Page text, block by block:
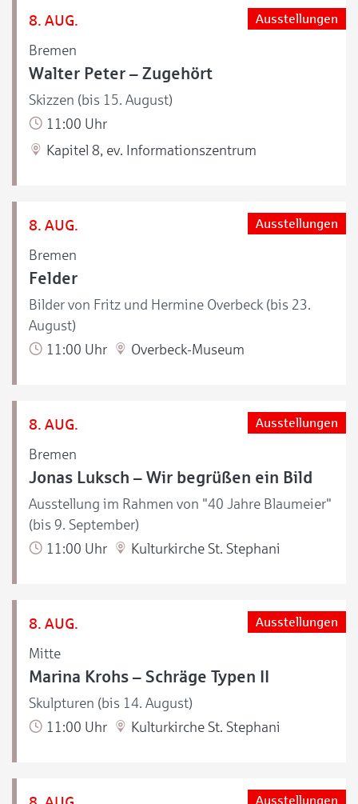
8. AUG.
Bremen
Ausstellungen
Walter Peter – Zugehört
Skizzen (bis 15. August)
11:00 Uhr
Kapitel 8, ev. Informationszentrum
8. AUG.
Bremen
Ausstellungen
Felder
Bilder von Fritz und Hermine Overbeck (bis 23.
August)
11:00 Uhr
Overbeck-Museum
8. AUG.
Bremen
Ausstellungen
Jonas Luksch – Wir begrüßen ein Bild
Ausstellung im Rahmen von "40 Jahre Blaumeier"
(bis 9. September)
11:00 Uhr
Kulturkirche St. Stephani
8. AUG.
Mitte
Ausstellungen
Marina Krohs – Schräge Typen II
Skulpturen (bis 14. August)
11:00 Uhr
Kulturkirche St. Stephani
Ausstellungen